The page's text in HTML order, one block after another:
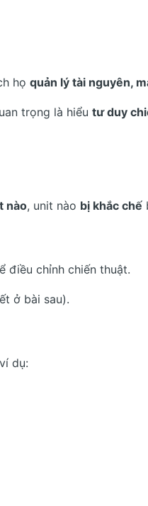
họ quản lý tài nguyên,
trọng là hiểu tư duy
nào, unit nào bị khắc chế
điều chỉnh chiến thuật.
ở bài sau).
dụ: